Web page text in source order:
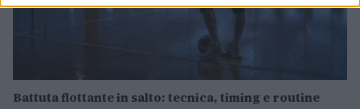
Battuta flottante in salto: tecnica, timing e routine